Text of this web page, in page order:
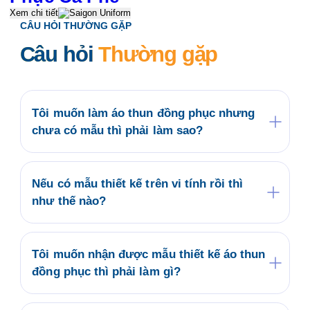
Xem chi tiết
CÂU HỎI THƯỜNG GẶP
Câu hỏiThường gặp
Tôi muốn làm áo thun đồng phục nhưng
chưa có mẫu thì phải làm sao?
phục có sẵn tại website saigonuniform.com
hoặc đến trực tiếp văn phòng Saigon Uniform
tại địa chỉ 21/6 Lê Thị Hà, Thới Tam Thôn, Hóc
đồng phục.
Nếu có mẫu thiết kế trên vi tính rồi thì
như thế nào?
tra mẫu của Quý khách có phù hợp về kỹ thuật
in áo thun đồng phục không? Nếu duyệt mẫu
chúng tôi sẽ tiến hành ký kết hợp đồng và sản
Tôi muốn nhận được mẫu thiết kế áo thun
đồng phục thì phải làm gì?
gồm các bước: